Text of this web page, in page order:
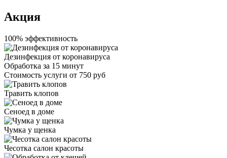
Акция
100% эффективность
Дезинфекция от коронавируса
Обработка за 15 минут
Стоимость услуги от 750 руб
Травить клопов
Сеноед в доме
Чумка у щенка
Чесотка салон красоты